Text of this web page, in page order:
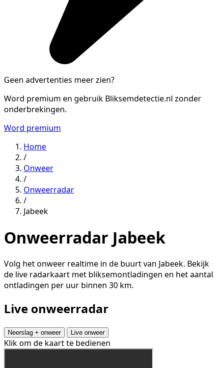
Geen advertenties meer zien?
Word premium en gebruik Bliksemdetectie.nl zonder
onderbrekingen.
Word premium
Home
/
Onweer
/
Onweerradar
/
Jabeek
Onweerradar Jabeek
Volg het onweer realtime in de buurt van Jabeek. Bekijk
de live radarkaart met bliksemontladingen en het aantal
ontladingen per uur binnen 30 km.
Live onweerradar
Neerslag + onweer Live onweer
Klik om de kaart te bedienen